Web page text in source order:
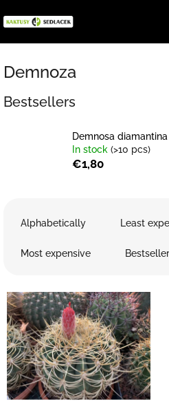
to
Demnoza
Bestsellers
Demnosa diamantina
In stock (>10 pcs)
€1,80
t
s
o
r
t
n
g
Alphabetically Least
Most expensive
L
s
t
o
f
p
r